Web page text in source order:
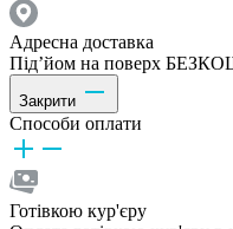
Адресна доставка
Під’йом на поверх
Закрити
Способи оплати
Готівкою кур'єру